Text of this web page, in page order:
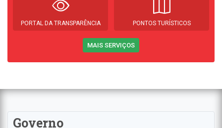
PORTAL DA TRANSPARÊNCIA PONTOS TURÍSTICOS
MAIS SERVIÇOS
Governo